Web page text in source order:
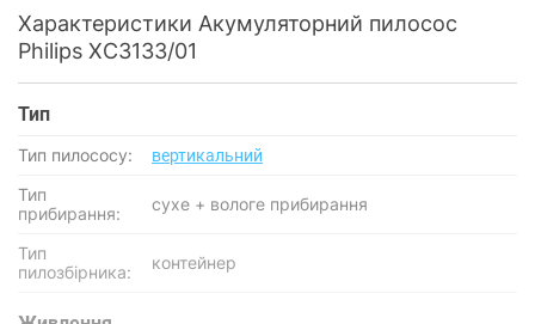
Характеристики Акумуляторний пилосос
Philips XC3133/01
Тип
Тип пилососу: вертикальний
Тип
прибирання:
сухе + вологе прибирання
Тип
пилозбірника:
контейнер